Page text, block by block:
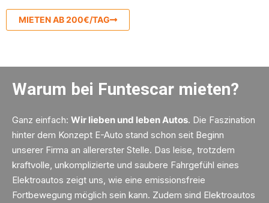
MIETEN AB 200€/TAG
Warum bei Funtescar mieten?
Ganz einfach: Wir lieben und leben Autos. Die Faszination
hinter dem Konzept E-Auto stand schon seit Beginn
unserer Firma an allererster Stelle. Das leise, trotzdem
kraftvolle, unkomplizierte und saubere Fahrgefühl eines
Elektroautos zeigt uns, wie eine emissionsfreie
Fortbewegung möglich sein kann. Zudem sind Elektroautos